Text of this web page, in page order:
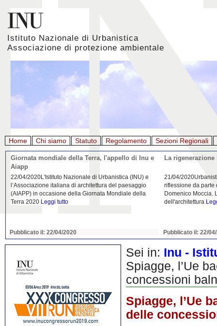
Istituto Nazionale di Urbanistica
Associazione di protezione ambientale
Home Chi siamo Statuto Regolamento Sezioni Regionali
Giornata mondiale della Terra, l'appello di Inu e
Aiapp
22/04/2020L'Istituto Nazionale di Urbanistica (INU) e
l’Associazione italiana di architettura del paesaggio
(AIAPP) in occasione della Giornata Mondiale della
Terra 2020 Leggi tutto
Pubblicato il: 22/04/2020
La
21/04/
riflessione da parte
Domenico Moccia.
dell'architettura
Pubblicato il: 22/
Sei in: Inu -
Spiagge, l’Ue
concessioni
Spiagge, l’Ue
delle